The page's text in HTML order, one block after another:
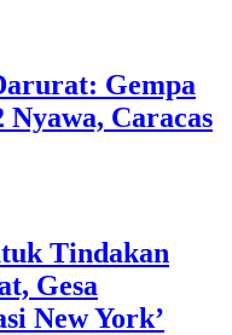
Gempa
Caracas
Tindakan
Gesa
New York’